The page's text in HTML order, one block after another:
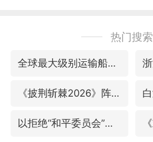
热门搜索
全球最大级别运输船通过长江大桥
《披荆斩棘2026》阵容官宣
以拒绝“和平委员会”的加沙和平计划